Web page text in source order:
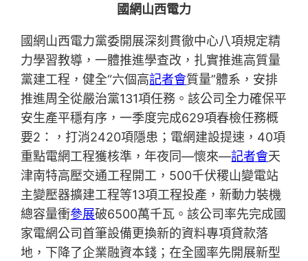
國網山西電力
國網山西電力黨委開展深刻貫徹中心八項規定精
力學習教導，一體推進學查改，扎實推進高質量
黨建工程，健全“六個高記者會質量”體系，安排
推進周全從嚴治黨131項任務。該公司全力確保平
安生產平穩有序，一季度完成629項春檢任務概
要2：，打消2420項隱患；電網建設提速，40項
重點電網工程獲核準，年夜同—懷來—記者會天
津南特高壓交通工程開工，500千伏稷山變電站
主變壓器擴建工程等13項工程投產，新動力裝機
總容量衝參展破6500萬千瓦。該公司率先完成國
家電網公司首筆設備更換新的資料專項貸款落
地，下降了企業融資本錢；在全國率先開展新型